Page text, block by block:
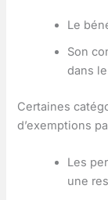
Le
Son
dans
Certaines
d’exemptions
Les
une